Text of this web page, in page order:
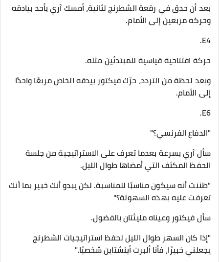
بعد أن حدق في رقعة الشطرنج لثانية، أمسك آري بأحد بيادقه
وحركه مربعين إلى الأمام.
E4.
حركة افتتاحية قياسية للمبتدئين مثله.
وبعد لحظة من التردد، حرّك فيكتور بيدقه الخاص مربعًا واحدًا
إلى الأمام.
E6.
"الدفاع الفرنسي؟"
سأل آري بسرعة بعدما تعرف على الاستراتيجية من جلسة
الحفظ المكثف التي أمضاها طوال الليل.
"ظننت أنه سيكون مناسبًا للمناسبة. لكن يبدو أنك خبير بما أنك
تعرفت عليه بهذه السهولة؟"
سأل فيكتور وعيناه مليئتان بالفضول.
"إذا كان السهر طوال الليل لحفظ استراتيجيات الشطرنج
يجعلني خبيرًا، فأنا ألبرت أينشتاين شخصيًا."